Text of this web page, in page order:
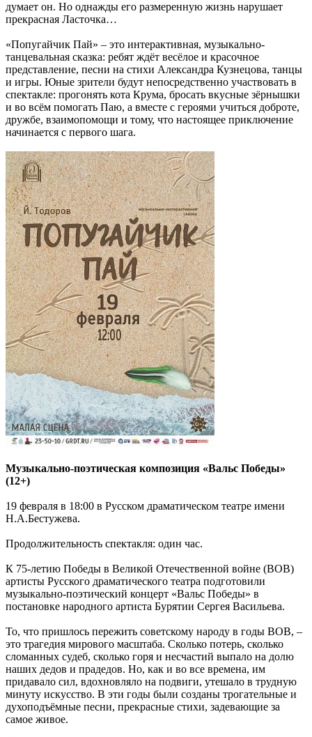
думает он. Но однажды его размеренную жизнь нарушает
прекрасная Ласточка…
«Попугайчик Пай» – это интерактивная, музыкально-
танцевальная сказка: ребят ждёт весёлое и красочное
представление, песни на стихи Александра Кузнецова, танцы
и игры. Юные зрители будут непосредственно участвовать в
спектакле: прогонять кота Крума, бросать вкусные зёрнышки
и во всём помогать Паю, а вместе с героями учиться доброте,
дружбе, взаимопомощи и тому, что настоящее приключение
начинается с первого шага.
Музыкально-поэтическая композиция «Вальс Победы»
(12+)
19 февраля в 18:00 в Русском драматическом театре имени
Н.А.Бестужева.
Продолжительность спектакля: один час.
К 75-летию Победы в Великой Отечественной войне (ВОВ)
артисты Русского драматического театра подготовили
музыкально-поэтический концерт «Вальс Победы» в
постановке народного артиста Бурятии Сергея Васильева.
То, что пришлось пережить советскому народу в годы ВОВ, –
это трагедия мирового масштаба. Сколько потерь, сколько
сломанных судеб, сколько горя и несчастий выпало на долю
наших дедов и прадедов. Но, как и во все времена, им
придавало сил, вдохновляло на подвиги, утешало в трудную
минуту искусство. В эти годы были созданы трогательные и
духоподъёмные песни, прекрасные стихи, задевающие за
самое живое.